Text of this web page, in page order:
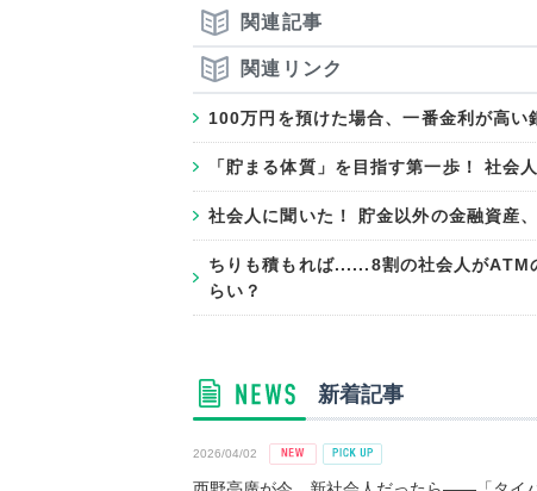
関連記事
関連リンク
100万円を預けた場合、一番金利が高い
「貯まる体質」を目指す第一歩！ 社会
社会人に聞いた！ 貯金以外の金融資
ちりも積もれば......8割の社会人がATM
らい？
新着記事
2026/04/02